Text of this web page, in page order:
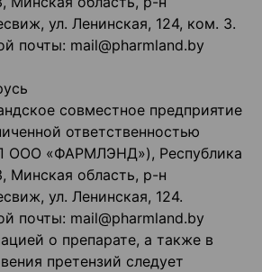
ул. Ленинская, 124, ком. 3.
почты: mail@pharmland.by
совместное предприятие
ответственностью
«ФАРМЛЭНД»), Республика
Минская область, р-н
ул. Ленинская, 124.
почты: mail@pharmland.by
о препарате, а также в
претензий следует